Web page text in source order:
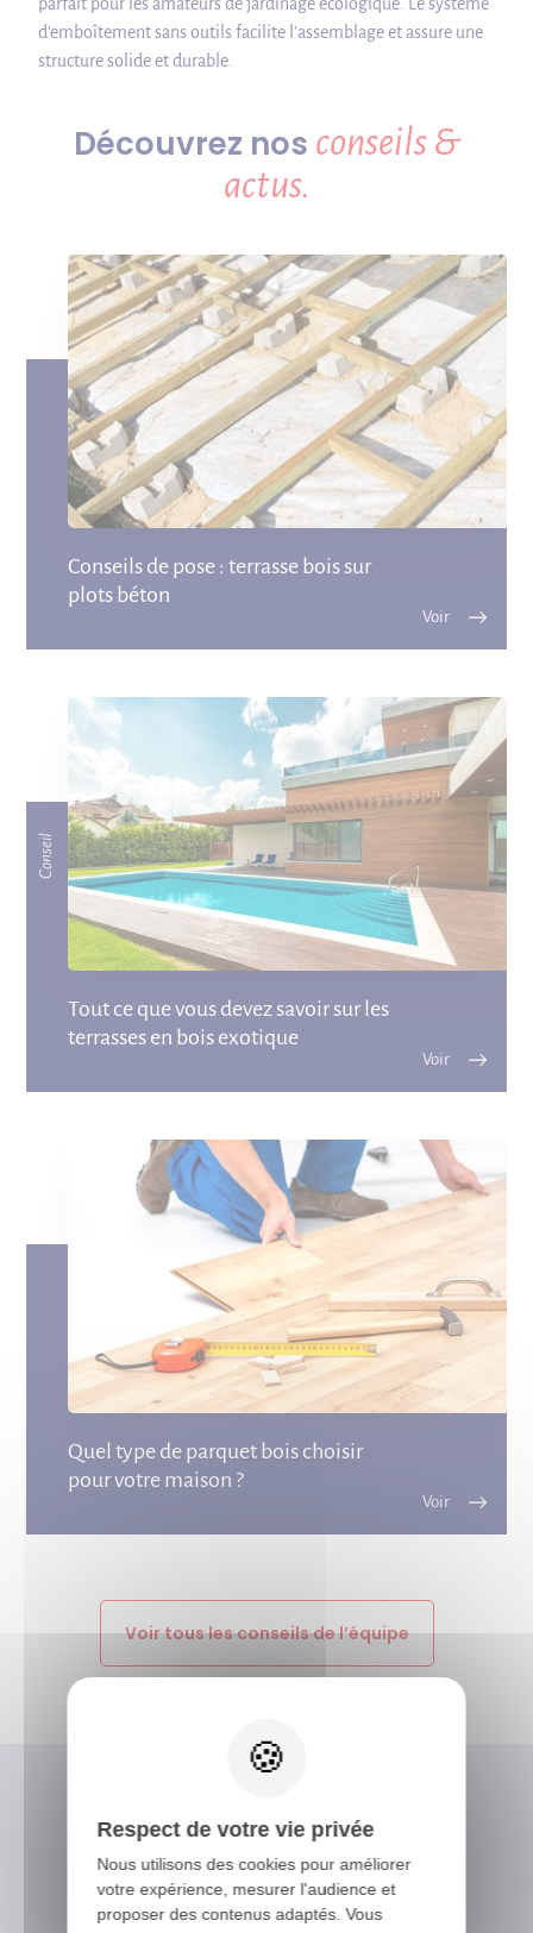
d'emboîtement sans outils facilite l'assemblage et assure une
structure solide et durable.
Découvrez nos conseils &
actus.
Conseils de pose : terrasse bois sur
plots béton
Conseil
Tout ce que vous devez savoir sur les
terrasses en bois exotique
Quel type de parquet bois choisir
pour votre maison ?
Voir tous les conseils de l’équipe
Vous avez besoin
d'un conseil ?
Respect de votre vie privée
Nous utilisons des cookies pour améliorer
votre expérience, mesurer l'audience et
proposer des contenus adaptés. Vous